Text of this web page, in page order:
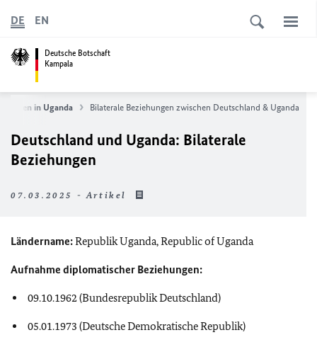
Deutsche Botschaft
Kampala
DE EN
in Uganda Bilaterale Beziehungen zwischen Deutschland & Uganda
Deutschland und Uganda: Bilaterale
Beziehungen
07.03.2025 - Artikel
Ländername:Republik Uganda,Republic of Uganda
Aufnahme diplomatischer Beziehungen:
09.10.1962 (Bundesrepublik Deutschland)
05.01.1973 (Deutsche Demokratische Republik)